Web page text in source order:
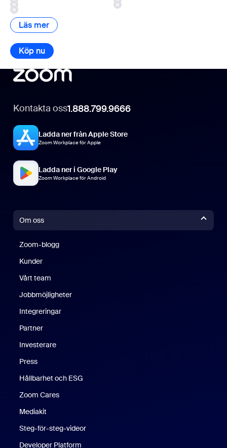
Läs mer Läs mer
Köp nu Köp nu
Kontakta oss1.888.799.9666
Ladda ner från Apple Store
Zoom Workplace för Apple
Ladda ner i Google Play
Zoom Workplace för Android
Om oss
Zoom-blogg
Kunder
Vårt team
Jobbmöjligheter
Integreringar
Partner
Investerare
Press
Hållbarhet och ESG
Zoom Cares
Mediakit
Steg-för-steg-videor
Developer Platform